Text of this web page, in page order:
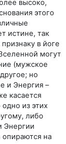
высоко,
этого
истине, так
в йоге
могут
(мужское
но
и Энергия –
касается
из этих
либо
Энергии
опираются на